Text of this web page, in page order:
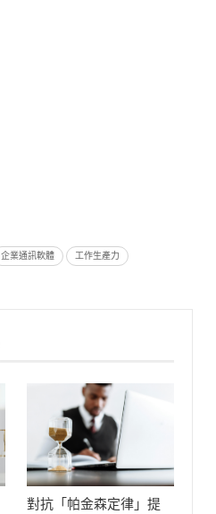
企業通訊軟體 工作生產力
對抗「帕金森定律」提